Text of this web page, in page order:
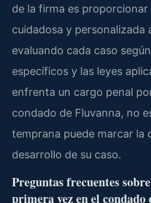
de la firma es
cuidadosa y personalizada
evaluando cada caso
específicos y las leyes
enfrenta un cargo penal
condado de Fluvanna, no
temprana puede marcar la
desarrollo de su caso.
Preguntas frecuentes
primera vez en el condado